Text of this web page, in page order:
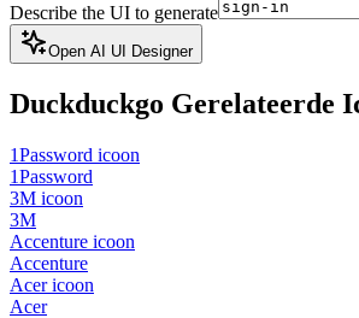
Describe the UI to generate
Open AI UI Designer
Duckduckgo Gerelateerde
1Password icoon
1Password
3M icoon
3M
Accenture icoon
Accenture
Acer icoon
Acer